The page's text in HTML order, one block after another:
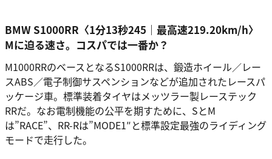
BMW S1000RR〈1分13秒245｜最高速219.20km/h〉
Mに迫る速さ。コスパでは一番か？
M1000RRのベースとなるS1000RRは、鍛造ホイール／レー
スABS／電子制御サスペンションなどが追加されたレースパ
ッケージ車。標準装着タイヤはメッツラー製レーステック
RRだ。なお電制機能の公平を期すために、SとM
は”RACE”、RR-Rは”MODE1″と標準設定最強のライディング
モードで走行した。